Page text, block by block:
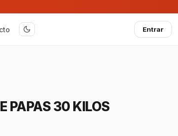
Entrar
PAPAS 30 KILOS